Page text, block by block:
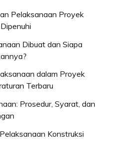
Pelaksanaan Proyek
Dibuat dan Siapa
dalam Proyek
Terbaru
Prosedur, Syarat, dan
Konstruksi